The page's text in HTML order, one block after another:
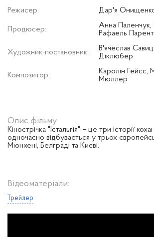
Режисер:
Дар'я
Продюсер:
Анна
Рафаель
Художник-постановник:
В'ячеслав
Діклюбер
Композитор:
Каролін Гейсс,
Мюллер
Опис фільму
Кінострічка "Істальгія" – це три історії
одночасно відбувається у трьох
Мюнхені, Белграді та Києві.
Відеоматеріали:
Трейлер